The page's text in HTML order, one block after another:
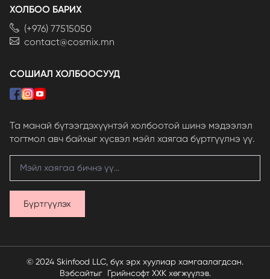
ХОЛБОО БАРИХ
(+976) 77515050
contact@cosmix.mn
СОШИАЛ ХОЛБООСУУД
Та манай бүтээгдэхүүнтэй холбоотой шинэ мэдээлэл
тогтмол авч байхыг хүсвэл мэйл хаягаа бүртгүүлнэ үү.
Бүртгүүлэх
© 2024 Skinfood LLC, бүх эрх хуулиар хамгаалагдсан.
Вэбсайтыг Грийнсофт ХХКхөгжүүлэв.